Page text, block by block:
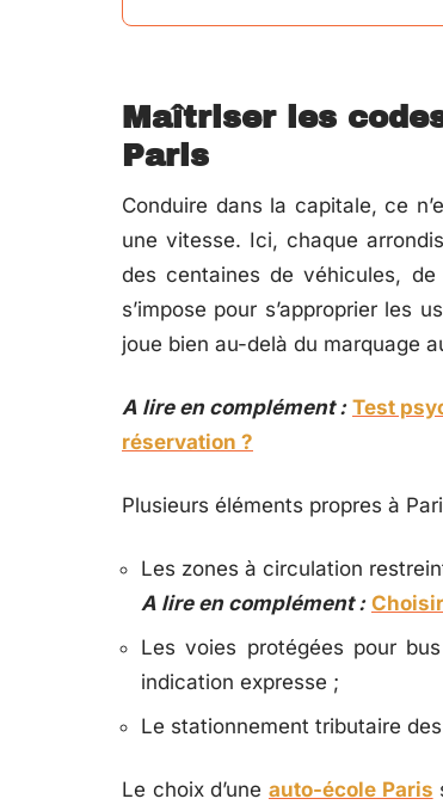
Maîtriser les
Paris
Conduire dans la capitale, ce
une vitesse. Ici, chaque
des centaines de véhicules,
s’impose pour s’approprier les
joue bien au-delà du marquage
A lire en complément : Test
réservation ?
Plusieurs éléments propres à
Les zones à circulation
A lire en complément :
Les voies protégées pour
indication expresse ;
Le stationnement tributaire
Le choix d’une auto-école Paris